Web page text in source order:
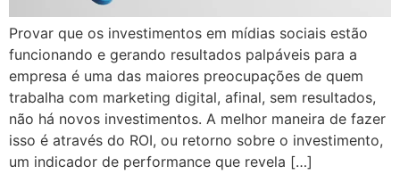
Provar que os investimentos em mídias sociais estão
funcionando e gerando resultados palpáveis para a
empresa é uma das maiores preocupações de quem
trabalha com marketing digital, afinal, sem resultados,
não há novos investimentos. A melhor maneira de fazer
isso é através do ROI, ou retorno sobre o investimento,
um indicador de performance que revela […]